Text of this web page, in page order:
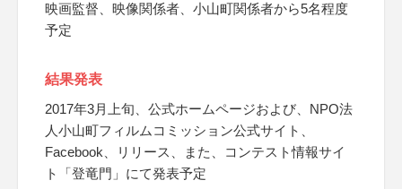
映画監督、映像関係者、小山町関係者から5名程度
予定
結果発表
2017年3月上旬、公式ホームページおよび、NPO法
人小山町フィルムコミッション公式サイト、
Facebook、リリース、また、コンテスト情報サイ
ト「登竜門」にて発表予定